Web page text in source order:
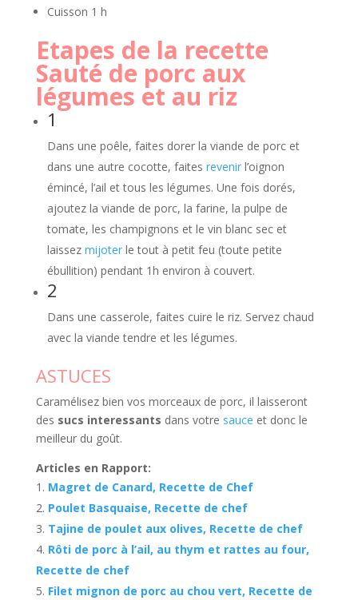
Cuisson 1 h
Etapes de la recette
Sauté de porc aux
légumes et au riz
1
Dans une poêle, faites dorer la viande de porc et
dans une autre cocotte, faites revenirl’oignon
émincé, l’ail et tous les légumes. Une fois dorés,
ajoutez la viande de porc, la farine, la pulpe de
tomate, les champignons et le vin blanc sec et
laissez mijoterle tout à petit feu (toute petite
ébullition) pendant 1h environ à couvert.
2
Dans une casserole, faites cuire le riz. Servez chaud
avec la viande tendre et les légumes.
ASTUCES
Caramélisez bien vos morceaux de porc, il laisseront
des sucs interessants dans votre sauce et donc le
meilleur du goût.
Articles en Rapport:
Magret de Canard, Recette de Chef
Poulet Basquaise, Recette de chef
Tajine de poulet aux olives, Recette de chef
Rôti de porc à l’ail, au thym et rattes au four,
Recette de chef
Filet mignon de porc au chou vert, Recette de